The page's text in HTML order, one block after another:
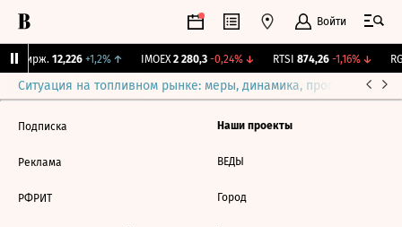
Войти
Бирж. 12,226 +1,2%↑ IMOEX 2 280,3 -0,24%↓ RTSI 874,26 -1,16%↓
Ситуация на топливном рынке: меры, динамика, прогнозы
Подписка
Реклама
РФРИТ
Наши проекты
ВЕДЫ
Город